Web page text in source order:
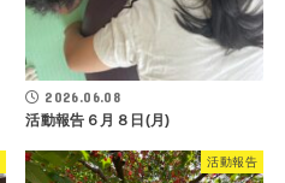
2026.06.08
活動報告６月８日(月)
活動報告